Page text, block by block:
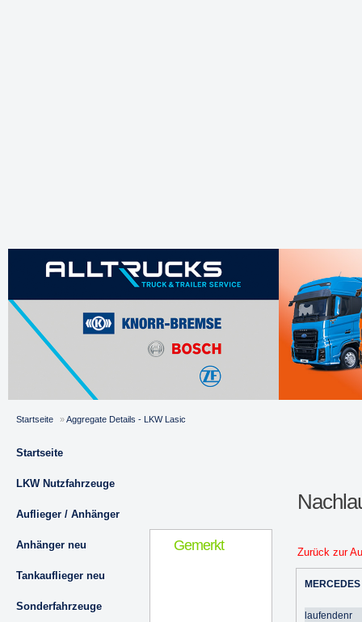
Startseite »Aggregate Details - LKW Lasic
Startseite
LKW Nutzfahrzeuge
Auflieger / Anhänger
Anhänger neu
Tankauflieger neu
Sonderfahrzeuge
Gemerkt Zurück zur
MERCEDES
laufendenr